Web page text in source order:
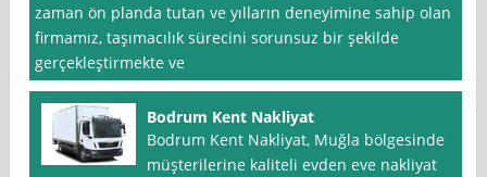
zaman ön planda tutan ve yılların deneyimine sahip olan
firmamız, taşımacılık sürecini sorunsuz bir şekilde
gerçekleştirmekte ve
Bodrum Kent Nakliyat
Bodrum Kent Nakliyat, Muğla bölgesinde
müşterilerine kaliteli evden eve nakliyat